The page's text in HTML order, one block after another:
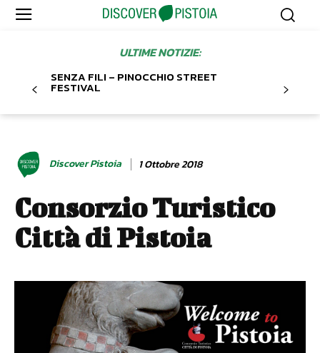
ULTIME NOTIZIE:
SENZA FILI – PINOCCHIO STREET
FESTIVAL
Discover Pistoia 1 Ottobre 2018
Consorzio Turistico
Città di Pistoia